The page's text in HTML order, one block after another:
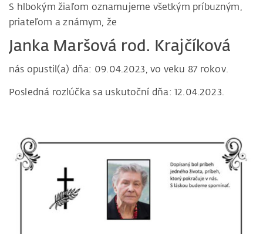
S hlbokým žiaľom oznamujeme všetkým príbuzným,
priateľom a známym, že
Janka Maršová rod. Krajčíková
nás opustil(a) dňa: 09.04.2023, vo veku 87 rokov.
Posledná rozlúčka sa uskutoční dňa: 12.04.2023.